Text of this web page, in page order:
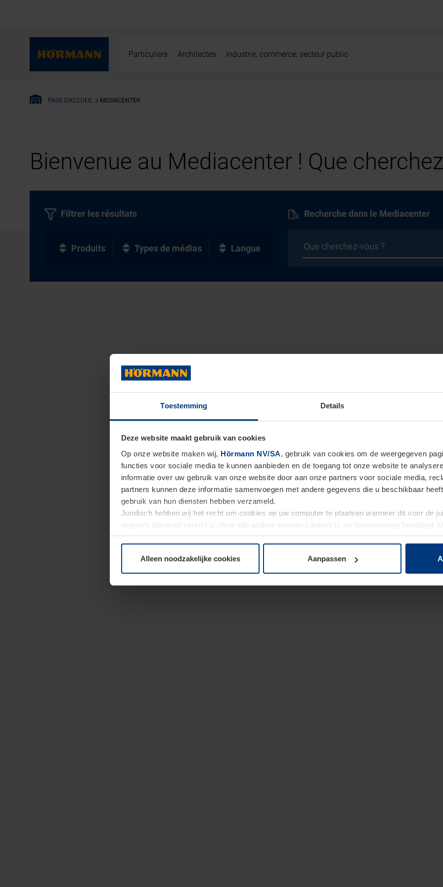
Toestemming Details
Deze website maakt gebruik van cookies
Op onze website maken wij, Hörmann NV/SA, gebruik van cookies om de weergegeven
functies voor sociale media te kunnen aanbieden en de toegang tot onze website te
informatie over uw gebruik van onze website door aan onze partners voor sociale media,
partners kunnen deze informatie samenvoegen met andere gegevens die u beschikbaar
gebruik van hun diensten hebben verzameld.
Juridisch hebben wij het recht om cookies op uw computer te plaatsen wanneer dit voor de
pagina's absoluut vereist is. Voor alle andere soorten cookies is uw toestemming benodigd.
moment bij de uitleg van de cookies op paginaPrivacyverklaringop onze website wijzigen
Alleen noodzakelijke cookies Aanpassen
Particuliers Architectes Industrie, commerce, secteur public
PAGE D'ACCUEIL MEDIACENTER
Bienvenue au Mediacenter ! Que
Recherche dans le Mediacenter
Filtrer les résultats
Produits Types de médias Langue